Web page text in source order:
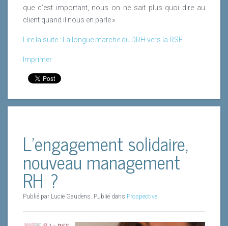
que c’est important, nous on ne sait plus quoi dire au
client quand il nous en parle ».
Lire la suite : La longue marche du DRH vers la RSE
Imprimer
L’engagement solidaire,
nouveau management
RH ?
Publié par Lucie Gaudens. Publié dans Prospective